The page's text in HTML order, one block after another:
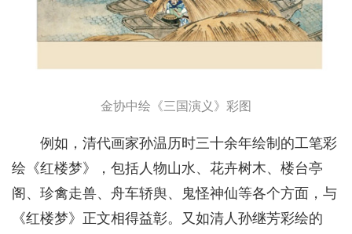
金协中绘《三国演义》彩图
例如，清代画家孙温历时三十余年绘制的工笔彩
绘《红楼梦》，包括人物山水、花卉树木、楼台亭
阁、珍禽走兽、舟车轿舆、鬼怪神仙等各个方面，与
《红楼梦》正文相得益彰。又如清人孙继芳彩绘的